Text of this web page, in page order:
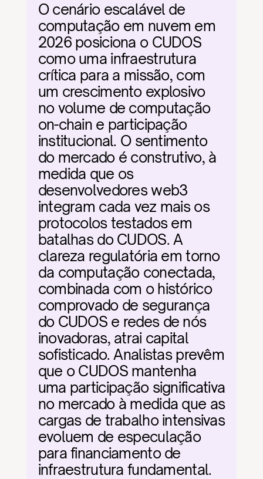
O cenário escalável de
computação em nuvem em
2026 posiciona o CUDOS
como uma infraestrutura
crítica para a missão, com
um crescimento explosivo
no volume de computação
on-chain e participação
institucional. O sentimento
do mercado é construtivo, à
medida que os
desenvolvedores web3
integram cada vez mais os
protocolos testados em
batalhas do CUDOS. A
clareza regulatória em torno
da computação conectada,
combinada com o histórico
comprovado de segurança
do CUDOS e redes de nós
inovadoras, atrai capital
sofisticado. Analistas prevêm
que o CUDOS mantenha
uma participação significativa
no mercado à medida que as
cargas de trabalho intensivas
evoluem de especulação
para financiamento de
infraestrutura fundamental.